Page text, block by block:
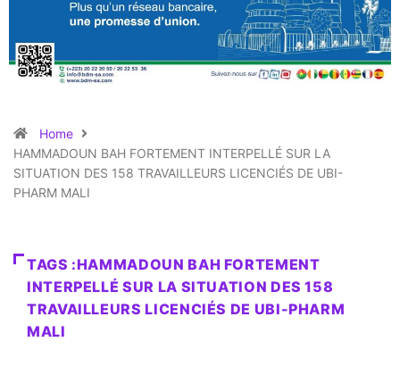
Home
HAMMADOUN BAH FORTEMENT INTERPELLÉ SUR LA
SITUATION DES 158 TRAVAILLEURS LICENCIÉS DE UBI-
PHARM MALI
TAGS :HAMMADOUN BAH FORTEMENT
INTERPELLÉ SUR LA SITUATION DES 158
TRAVAILLEURS LICENCIÉS DE UBI-PHARM
MALI